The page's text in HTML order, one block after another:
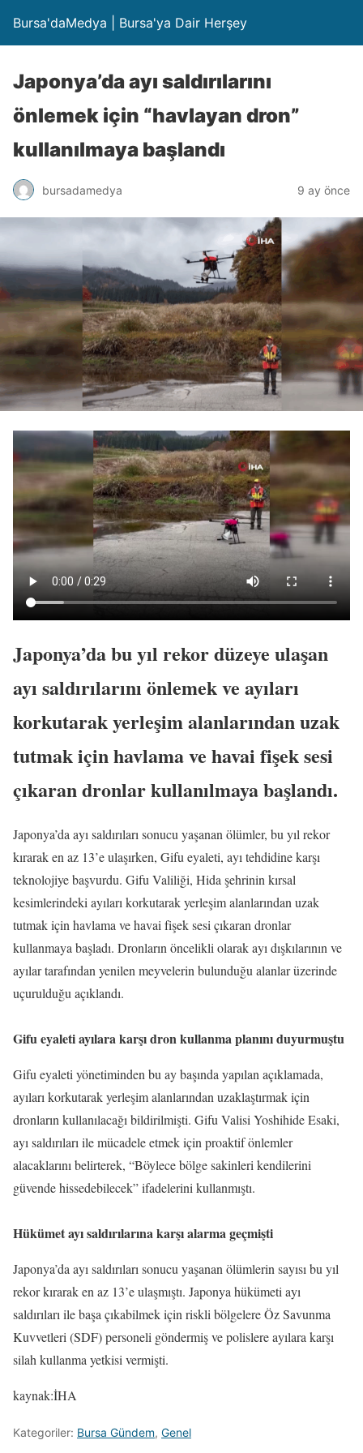
Bursa'daMedya | Bursa'ya Dair Herşey
Japonya’da ayı saldırılarını
önlemek için “havlayan dron”
kullanılmaya başlandı
bursadamedya 9 ay önce
Japonya’da bu yıl rekor düzeye ulaşan
ayı saldırılarını önlemek ve ayıları
korkutarak yerleşim alanlarından uzak
tutmak için havlama ve havai fişek sesi
çıkaran dronlar kullanılmaya başlandı.
Japonya’da ayı saldırıları sonucu yaşanan ölümler, bu yıl rekor
kırarak en az 13’e ulaşırken, Gifu eyaleti, ayı tehdidine karşı
teknolojiye başvurdu. Gifu Valiliği, Hida şehrinin kırsal
kesimlerindeki ayıları korkutarak yerleşim alanlarından uzak
tutmak için havlama ve havai fişek sesi çıkaran dronlar
kullanmaya başladı. Dronların öncelikli olarak ayı dışkılarının ve
ayılar tarafından yenilen meyvelerin bulunduğu alanlar üzerinde
uçurulduğu açıklandı.
Gifu eyaleti ayılara karşı dron kullanma planını duyurmuştu
Gifu eyaleti yönetiminden bu ay başında yapılan açıklamada,
ayıları korkutarak yerleşim alanlarından uzaklaştırmak için
dronların kullanılacağı bildirilmişti. Gifu Valisi Yoshihide Esaki,
ayı saldırıları ile mücadele etmek için proaktif önlemler
alacaklarını belirterek, “Böylece bölge sakinleri kendilerini
güvende hissedebilecek” ifadelerini kullanmıştı.
Hükümet ayı saldırılarına karşı alarma geçmişti
Japonya’da ayı saldırıları sonucu yaşanan ölümlerin sayısı bu yıl
rekor kırarak en az 13’e ulaşmıştı. Japonya hükümeti ayı
saldırıları ile başa çıkabilmek için riskli bölgelere Öz Savunma
Kuvvetleri (SDF) personeli göndermiş ve polislere ayılara karşı
silah kullanma yetkisi vermişti.
kaynak:İHA
Kategoriler: Bursa Gündem, Genel